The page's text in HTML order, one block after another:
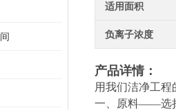
适用面积
负离子浓度
产品详情：
用我们洁净工
一、原料——选